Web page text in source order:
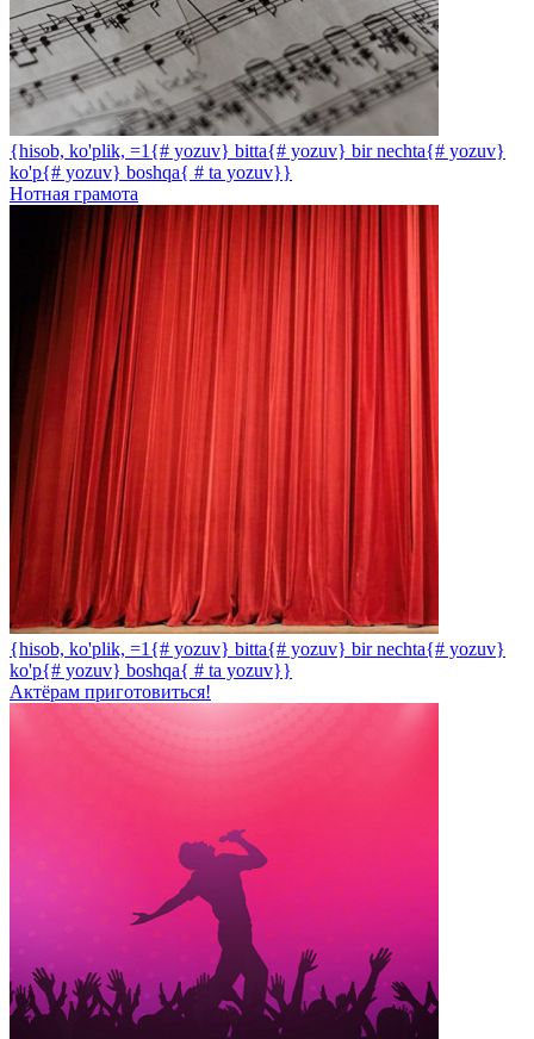
{hisob, ko'plik, =1{# yozuv} bitta{# yozuv} bir nechta{# yozuv}
ko'p{# yozuv} boshqa{ # ta yozuv}}
Нотная грамота
{hisob, ko'plik, =1{# yozuv} bitta{# yozuv} bir nechta{# yozuv}
ko'p{# yozuv} boshqa{ # ta yozuv}}
Актёрам приготовиться!